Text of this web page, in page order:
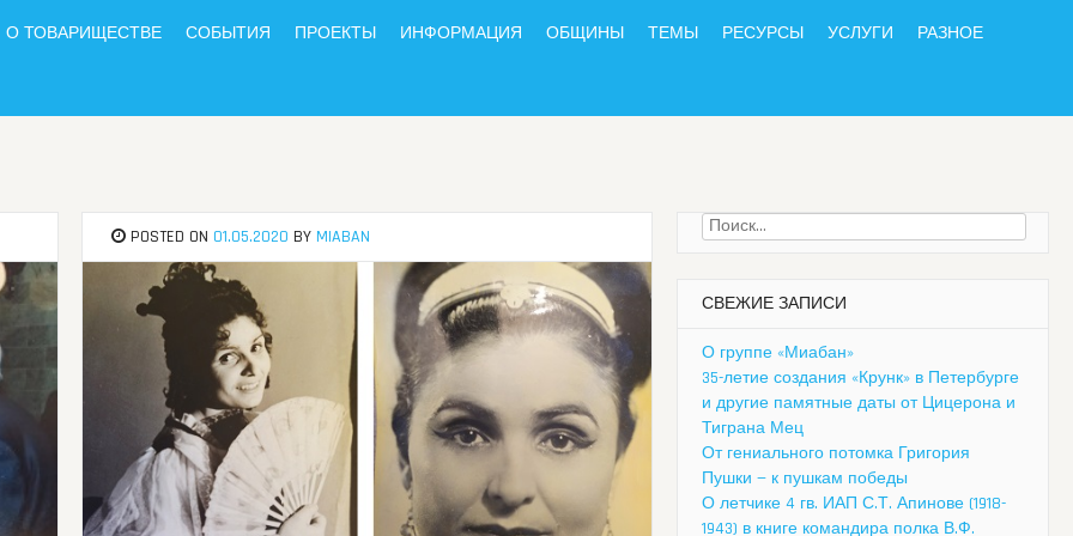
О ТОВАРИЩЕСТВЕ СОБЫТИЯ ПРОЕКТЫ ИНФОРМАЦИЯ ОБЩИНЫ ТЕМЫ РЕСУРСЫ УСЛУГИ РАЗНОЕ
POSTED ON 01.05.2020 BY MIABAN
Найти:
СВЕЖИЕ ЗАПИСИ
О группе «Миабан»
35-летие создания «Крунк» в Петербурге
и другие памятные даты от Цицерона и
Тиграна Мец
От гениального потомка Григория
Пушки — к пушкам победы
О летчике 4 гв. ИАП С.Т. Апинове (1918-
1943) в книге командира полка В.Ф.